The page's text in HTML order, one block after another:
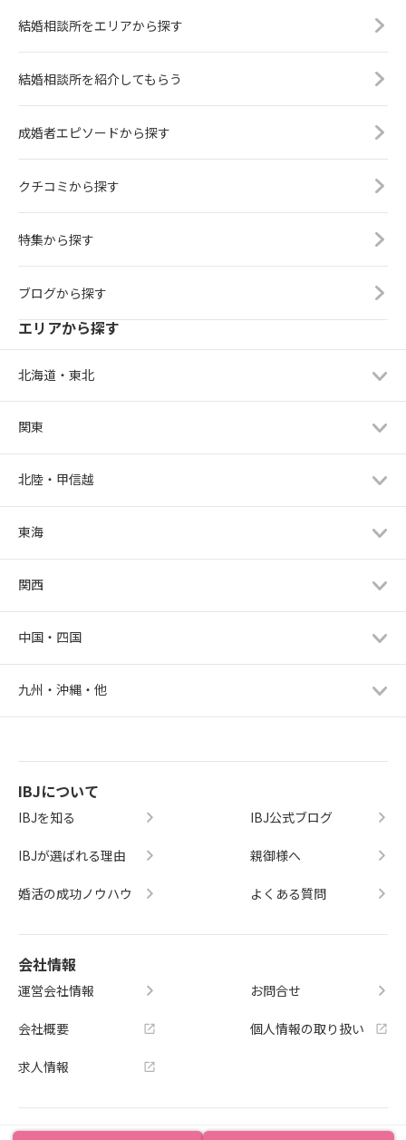
結婚相談所をエリアから探す
結婚相談所を紹介してもらう
成婚者エピソードから探す
クチコミから探す
特集から探す
ブログから探す
エリアから探す
北海道・東北
関東
北陸・甲信越
東海
関西
中国・四国
九州・沖縄・他
IBJについて
IBJを知る
IBJが選ばれる理由
婚活の成功ノウハウ
IBJ公式ブログ
親御様へ
よくある質問
会社情報
運営会社情報
会社概要
求人情報
お問合せ
個人情報の取り扱い